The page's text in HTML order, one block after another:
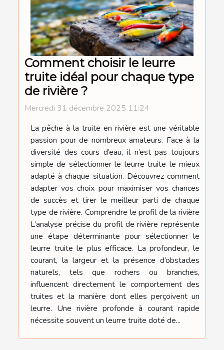
Comment choisir le leurre
truite idéal pour chaque type
de rivière ?
Mercredi 31 décembre 2025 11:24
La pêche à la truite en rivière est une véritable
passion pour de nombreux amateurs. Face à la
diversité des cours d’eau, il n’est pas toujours
simple de sélectionner le leurre truite le mieux
adapté à chaque situation. Découvrez comment
adapter vos choix pour maximiser vos chances
de succès et tirer le meilleur parti de chaque
type de rivière. Comprendre le profil de la rivière
L’analyse précise du profil de rivière représente
une étape déterminante pour sélectionner le
leurre truite le plus efficace. La profondeur, le
courant, la largeur et la présence d’obstacles
naturels, tels que rochers ou branches,
influencent directement le comportement des
truites et la manière dont elles perçoivent un
leurre. Une rivière profonde à courant rapide
nécessite souvent un leurre truite doté de...